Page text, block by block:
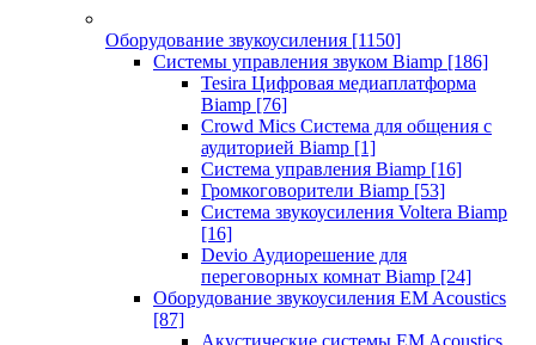
Оборудование звукоусиления [1150]
Системы управления звуком Biamp [186]
Tesira Цифровая медиаплатформа
Biamp [76]
Crowd Mics Система для общения с
аудиторией Biamp [1]
Система управления Biamp [16]
Громкоговорители Biamp [53]
Система звукоусиления Voltera Biamp
[16]
Devio Аудиорешение для
переговорных комнат Biamp [24]
Оборудование звукоусиления EM Acoustics
[87]
Акустические системы EM Acoustics